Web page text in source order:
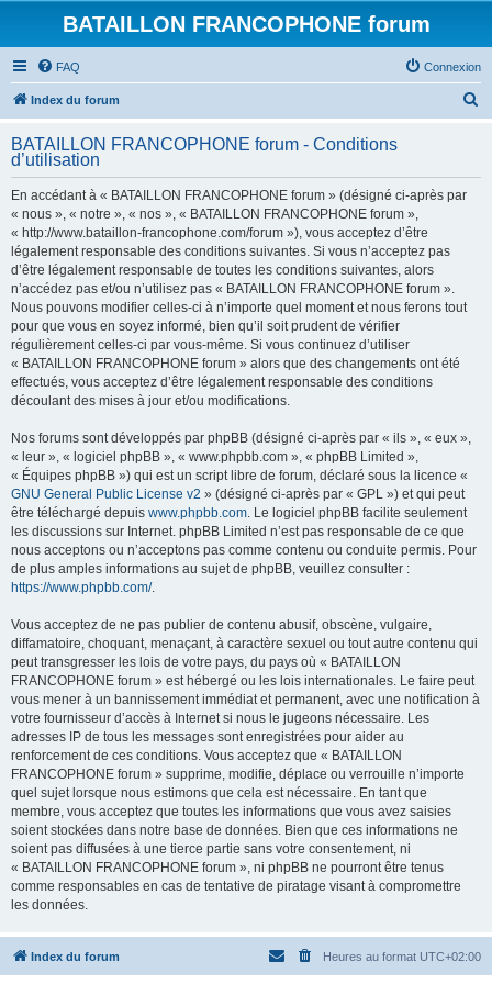
BATAILLON FRANCOPHONE forum
FAQ Connexion
Index du forum
h
BATAILLON FRANCOPHONE forum - Conditions
d’utilisation
En accédant à « BATAILLON FRANCOPHONE forum » (désigné ci-après par
« nous », « notre », « nos », « BATAILLON FRANCOPHONE forum »,
« http://www.bataillon-francophone.com/forum »), vous acceptez d’être
légalement responsable des conditions suivantes. Si vous n’acceptez pas
d’être légalement responsable de toutes les conditions suivantes, alors
n’accédez pas et/ou n’utilisez pas « BATAILLON FRANCOPHONE forum ».
Nous pouvons modifier celles-ci à n’importe quel moment et nous ferons tout
pour que vous en soyez informé, bien qu’il soit prudent de vérifier
régulièrement celles-ci par vous-même. Si vous continuez d’utiliser
« BATAILLON FRANCOPHONE forum » alors que des changements ont été
effectués, vous acceptez d’être légalement responsable des conditions
découlant des mises à jour et/ou modifications.
Nos forums sont développés par phpBB (désigné ci-après par « ils », « eux »,
« leur », « logiciel phpBB », « www.phpbb.com », « phpBB Limited »,
« Équipes phpBB ») qui est un script libre de forum, déclaré sous la licence «
GNU General Public License v2 » (désigné ci-après par « GPL ») et qui peut
être téléchargé depuis www.phpbb.com. Le logiciel phpBB facilite seulement
les discussions sur Internet. phpBB Limited n’est pas responsable de ce que
nous acceptons ou n’acceptons pas comme contenu ou conduite permis. Pour
de plus amples informations au sujet de phpBB, veuillez consulter :
https://www.phpbb.com/.
Vous acceptez de ne pas publier de contenu abusif, obscène, vulgaire,
diffamatoire, choquant, menaçant, à caractère sexuel ou tout autre contenu qui
peut transgresser les lois de votre pays, du pays où « BATAILLON
FRANCOPHONE forum » est hébergé ou les lois internationales. Le faire peut
vous mener à un bannissement immédiat et permanent, avec une notification à
votre fournisseur d’accès à Internet si nous le jugeons nécessaire. Les
adresses IP de tous les messages sont enregistrées pour aider au
renforcement de ces conditions. Vous acceptez que « BATAILLON
FRANCOPHONE forum » supprime, modifie, déplace ou verrouille n’importe
quel sujet lorsque nous estimons que cela est nécessaire. En tant que
membre, vous acceptez que toutes les informations que vous avez saisies
soient stockées dans notre base de données. Bien que ces informations ne
soient pas diffusées à une tierce partie sans votre consentement, ni
« BATAILLON FRANCOPHONE forum », ni phpBB ne pourront être tenus
comme responsables en cas de tentative de piratage visant à compromettre
les données.
Index du forum Heures au format UTC+02:00